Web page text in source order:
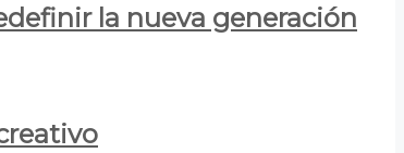
la nueva generación